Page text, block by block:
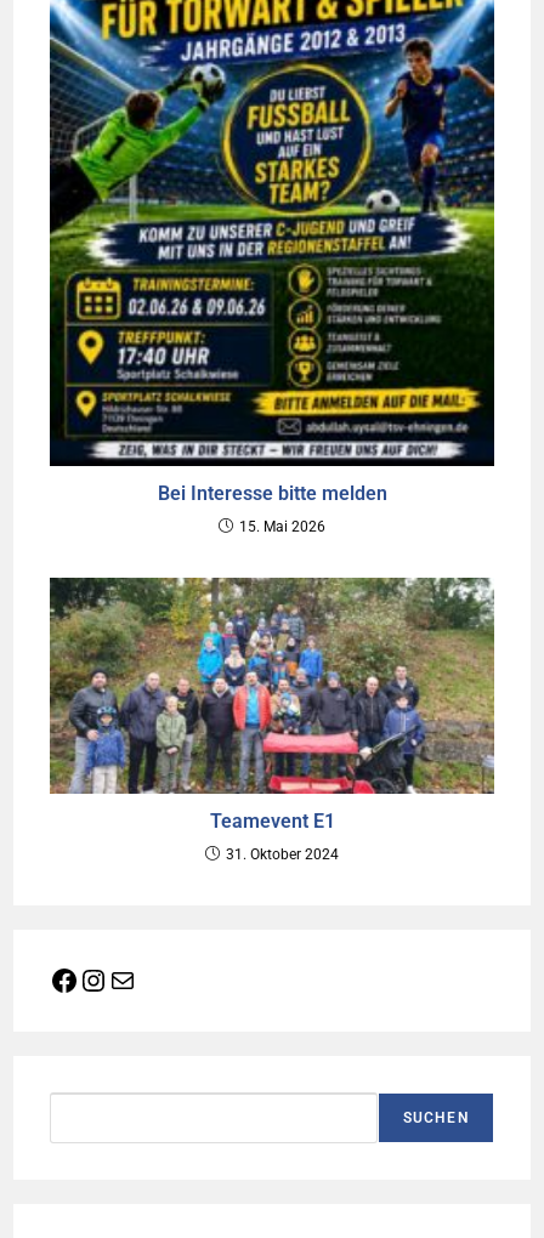
Bei Interesse bitte melden
15. Mai 2026
Teamevent E1
31. Oktober 2024
Facebook
Instagram
E-Mail
SUCHEN